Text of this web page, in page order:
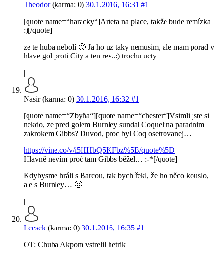
Theodor(karma: 0) 30.1.2016, 16:31 #1
[quote name=“haracky“]Arteta na place, takže bude remízka
:)[/quote]
ze te huba nebolí 🙂 Ja ho uz taky nemusim, ale mam porad v
hlave gol proti City a ten rev..:) trochu ucty
|
Nasir (karma: 0) 30.1.2016, 16:32 #1
[quote name=“Zbyňa“][quote name=“chester“]Vsimli jste si
nekdo, ze pred golem Burnley sundal Coquelina paradnim
zakrokem Gibbs? Duvod, proc byl Coq osetrovanej…
https://vine.co/v/i5HHbQ5KFbz%5B/quote%5D
Hlavně nevím proč tam Gibbs běžel… :-*[/quote]
Kdybysme hráli s Barcou, tak bych řekl, že ho něco kouslo,
ale s Burnley… 🙂
|
Leesek (karma: 0) 30.1.2016, 16:35 #1
OT: Chuba Akpom vstrelil hetrik